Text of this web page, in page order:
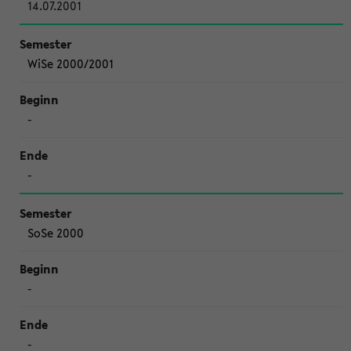
14.07.2001
WiSe 2000/2001
-
-
SoSe 2000
-
-